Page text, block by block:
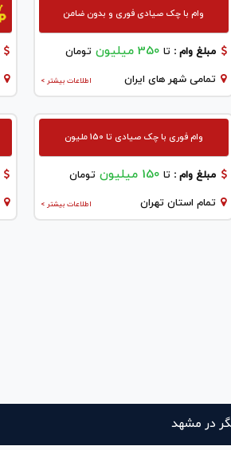
وام با چک صیادی فوری و بدون ضامن
مبلغ وام : تا 350 میلیون تومان
اطلاعات بیشتر > تمامی شهر های ایران
وام فوری با چک صیادی تا 150 ملیون
مبلغ وام : تا 150 میلیون تومان
اطلاعات بیشتر > تمام استان تهران
در مشهد